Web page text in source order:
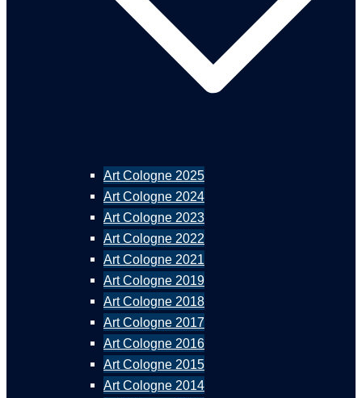
Art Cologne 2025
Art Cologne 2024
Art Cologne 2023
Art Cologne 2022
Art Cologne 2021
Art Cologne 2019
Art Cologne 2018
Art Cologne 2017
Art Cologne 2016
Art Cologne 2015
Art Cologne 2014